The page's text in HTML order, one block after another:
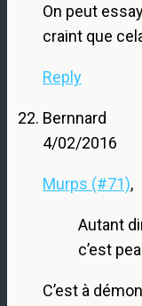
On peut
craint que
Reply
Bernnard
4/02/2016
Murps (#71),
Autant
c’est
C’est à